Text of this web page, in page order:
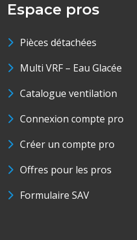
Espace pros
Pièces détachées
Multi VRF – Eau Glacée
Catalogue ventilation
Connexion compte pro
Créer un compte pro
Offres pour les pros
Formulaire SAV